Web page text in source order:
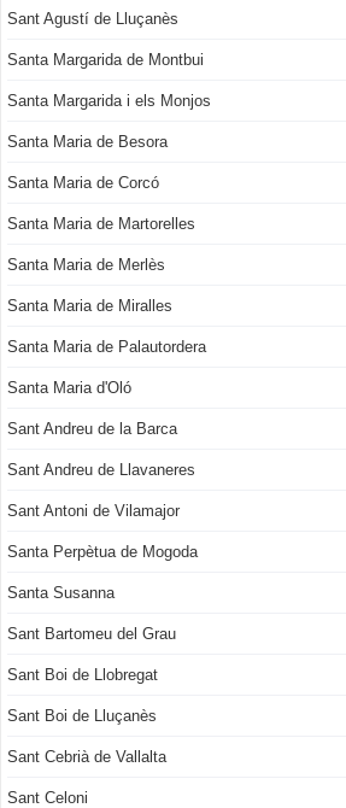
Sant Agustí de Lluçanès
Santa Margarida de Montbui
Santa Margarida i els Monjos
Santa Maria de Besora
Santa Maria de Corcó
Santa Maria de Martorelles
Santa Maria de Merlès
Santa Maria de Miralles
Santa Maria de Palautordera
Santa Maria d'Oló
Sant Andreu de la Barca
Sant Andreu de Llavaneres
Sant Antoni de Vilamajor
Santa Perpètua de Mogoda
Santa Susanna
Sant Bartomeu del Grau
Sant Boi de Llobregat
Sant Boi de Lluçanès
Sant Cebrià de Vallalta
Sant Celoni